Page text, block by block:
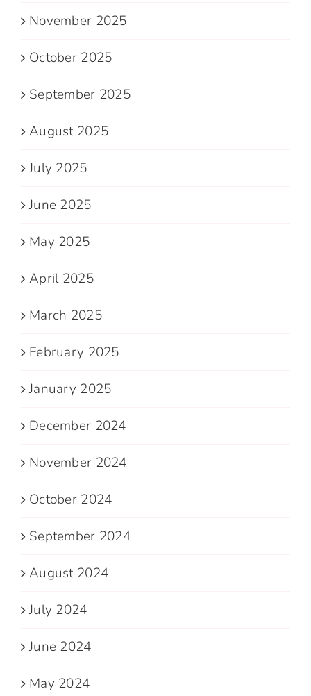
November 2025
October 2025
September 2025
August 2025
July 2025
June 2025
May 2025
April 2025
March 2025
February 2025
January 2025
December 2024
November 2024
October 2024
September 2024
August 2024
July 2024
June 2024
May 2024